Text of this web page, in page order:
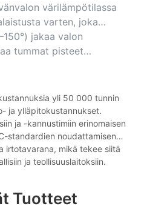
suurissa tiloissa.
värilämpötilassa
varten, joka
ja turvallisuutta.
jakaa valon
tummat pisteet
yli 50 000 tunnin
ja ylläpitokustannukset.
ja -kannustimiin erinomaisen
standardien noudattamisen
irtotavarana, mikä tekee siitä
ja teollisuuslaitoksiin.
Tuotteet